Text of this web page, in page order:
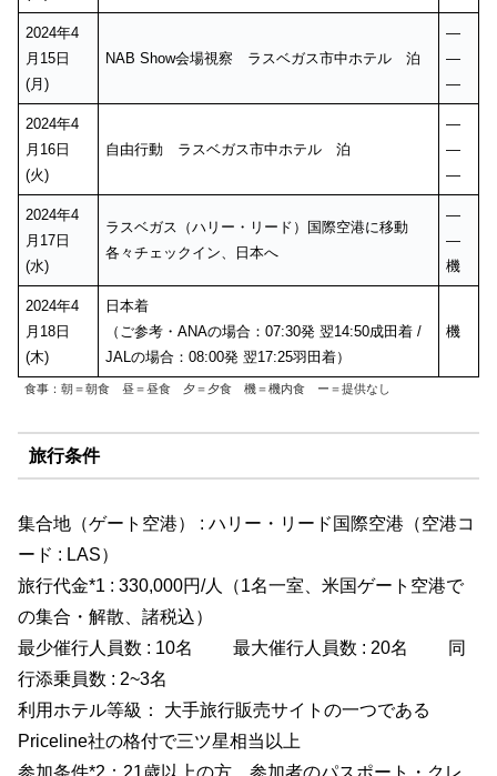
2024年4
月15日
(月)
NAB Show会場視察 ラスベガス市中ホテル 泊
—
—
—
2024年4
月16日
(火)
自由行動 ラスベガス市中ホテル 泊
—
—
—
2024年4
月17日
(水)
ラスベガス（ハリー・リード）国際空港に移動
各々チェックイン、日本へ
—
—
機
2024年4
月18日
(木)
日本着
（ご参考・ANAの場合：07:30発 翌14:50成田着 /
JALの場合：08:00発 翌17:25羽田着）
機
食事：朝＝朝食 昼＝昼食 夕＝夕食 機＝機内食​ ー＝提供なし
旅行条件
集合地（ゲート空港） : ハリー・リード国際空港（空港コ
ード : LAS）
旅行代金*1 : 330,000円/人（1名一室、米国ゲート空港で
の集合・解散、諸税込）
最少催行人員数 : 10名 最大催行人員数 : 20名 同
行添乗員数 : 2~3名
利用ホテル等級： 大手旅行販売サイトの一つである
Priceline社の格付で三ツ星相当以上
参加条件*2：21歳以上の方、参加者のパスポート・クレ